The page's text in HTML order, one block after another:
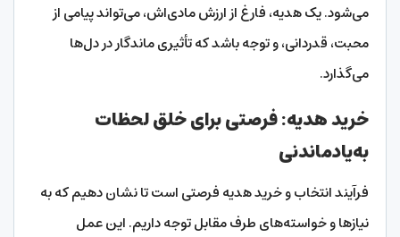
می‌شود. یک هدیه، فارغ از ارزش مادی‌اش، می‌تواند پیامی از
محبت، قدردانی، و توجه باشد که تأثیری ماندگار در دل‌ها
می‌گذارد.
خرید هدیه: فرصتی برای خلق لحظات
به‌یادماندنی
فرآیند انتخاب و خرید هدیه فرصتی است تا نشان دهیم که به
نیازها و خواسته‌های طرف مقابل توجه داریم. این عمل